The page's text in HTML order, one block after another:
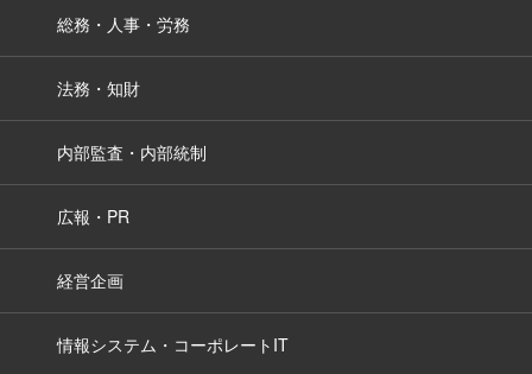
総務・人事・労務
法務・知財
内部監査・内部統制
広報・PR
経営企画
情報システム・コーポレートIT